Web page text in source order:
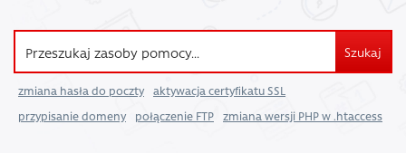
Szukaj
zmiana hasła do poczty
aktywacja certyfikatu SSL
przypisanie domeny
połączenie FTP zmiana wersji PHP w .htaccess